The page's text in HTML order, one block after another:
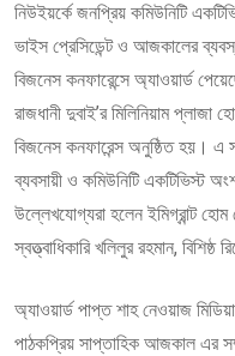
নিউইয়র্কে জনপ্রিয় কমিউনিটি
ভাইস প্রেসিডেন্ট ও আজকালের
বিজনেস কনফারেন্সে অ্যাওয়ার্ড
রাজধানী দুবাই’র মিলিনিয়াম
বিজনেস কনফারেন্স অনুষ্ঠিত হয়।
ব্যবসায়ী ও কমিউনিটি একটিভিস্ট
উল্লেখযোগ্যরা হলেন ইমিগ্রান্ট হোম
স্বত্ত্বাধিকারি খলিলুর রহমান,
অ্যাওয়ার্ড পাপ্ত শাহ নেওয়াজ
পাঠকপ্রিয় সাপ্তাহিক আজকাল এর